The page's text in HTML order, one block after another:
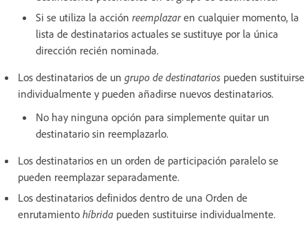
Si se utiliza la acción reemplazaren cualquier momento, la
lista de destinatarios actuales se sustituye por la única
dirección recién nominada.
Los destinatarios de un grupo de destinatarios pueden sustituirse
individualmente y pueden añadirse nuevos destinatarios.
No hay ninguna opción para simplemente quitar un
destinatario sin reemplazarlo.
Los destinatarios en un orden de participación paralelo se
pueden reemplazar separadamente.
Los destinatarios definidos dentro de una Orden de
enrutamiento híbrida pueden sustituirse individualmente.